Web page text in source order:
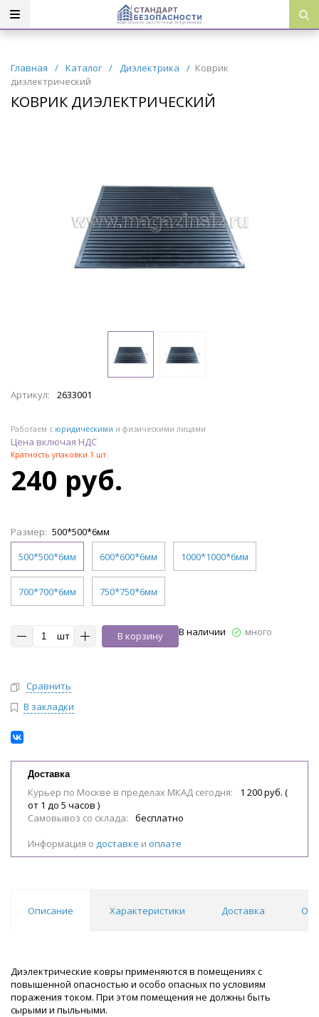
Главная / Каталог / Диэлектрика / Коврик
диэлектрический
КОВРИК ДИЭЛЕКТРИЧЕСКИЙ
Артикул: 2633001
Работаем с юридическими и физическими лицами
Цена включая НДС
Кратность упаковки 1 шт.
240 руб.
Размер: 500*500*6мм
500*500*6мм
600*600*6мм 1000*1000*6мм
700*700*6мм 750*750*6мм
шт В корзину В наличии много
Сравнить
В закладки
Доставка
Курьер по Москве в пределах МКАД сегодня:
1 200 руб. (
от 1 до 5 часов )
Самовывоз со склада:
бесплатно
Информация о доставке и оплате
Описание Характеристики Доставка
Диэлектрические ковры применяются в помещениях с
повышенной опасностью и особо опасных по условиям
поражения током. При этом помещения не должны быть
сырыми и пыльными.